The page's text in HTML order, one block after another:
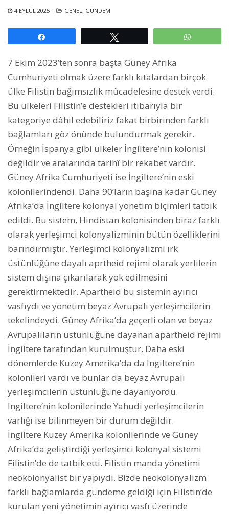
4 EYLÜL 2025 GENEL, GÜNDEM
7 Ekim 2023’ten sonra başta Güney Afrika
Cumhuriyeti olmak üzere farklı kıtalardan birçok
ülke Filistin bağımsızlık mücadelesine destek verdi.
Bu ülkeleri Filistin’e destekleri itibarıyla bir
kategoriye dâhil edebiliriz fakat birbirinden farklı
bağlamları göz önünde bulundurmak gerekir.
Örneğin İspanya gibi ülkeler İngiltere’nin kolonisi
değildir ve aralarında tarihî bir rekabet vardır.
Güney Afrika Cumhuriyeti ise İngiltere’nin eski
kolonilerindendi. Daha 90’ların başına kadar Güney
Afrika’da İngiltere kolonyal yönetim biçimleri tatbik
edildi. Bu sistem, Hindistan kolonisinden biraz farklı
olarak yerleşimci kolonyalizminin bütün özelliklerini
barındırmıştır. Yerleşimci kolonyalizmi ırk
üstünlüğüne dayalı aprtheid rejimi olarak yerlilerin
sistem dışına çıkarılarak yok edilmesini
gerektirmektedir. Apartheid bu sistemin ayırıcı
vasfıydı ve yönetim beyaz Avrupalı yerleşimcilerin
tekelindeydi. Güney Afrika’da geçerli olan ve beyaz
Avrupalıların üstünlüğüne dayanan apartheid rejimi
İngiltere tarafından kurulmuştur. Daha eski
dönemlerde Kuzey Amerika’da da İngiltere’nin
kolonileri vardı ve bunlar da beyaz Avrupalı
yerleşimcilerin üstünlüğüne dayanıyordu.
İngiltere’nin kolonilerinde Yahudi yerleşimcilerin
varlığı ise bilinmeyen bir durum değildir.
İngiltere Kuzey Amerika kolonilerinde ve Güney
Afrika’da geliştirdiği yerleşimci kolonyal sistemi
Filistin’de de tatbik etti. Filistin manda yönetimi
neokolonyalist bir yapıydı. Bizde neokolonyalizm
farklı bağlamlarda gündeme geldiği için Filistin’de
kurulan yeni yönetimin ayırıcı vasfı üzerinde